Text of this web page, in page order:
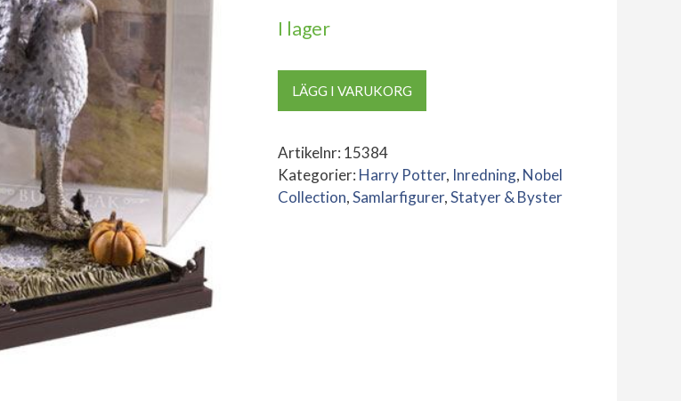
I lager
Buckbeak
Magical
Creatures
Staty
LÄGG I VARUKORG
Artikelnr: 15384
Kategorier: Harry Potter, Inredning, Nobel
Collection,Samlarfigurer,Statyer & Byster